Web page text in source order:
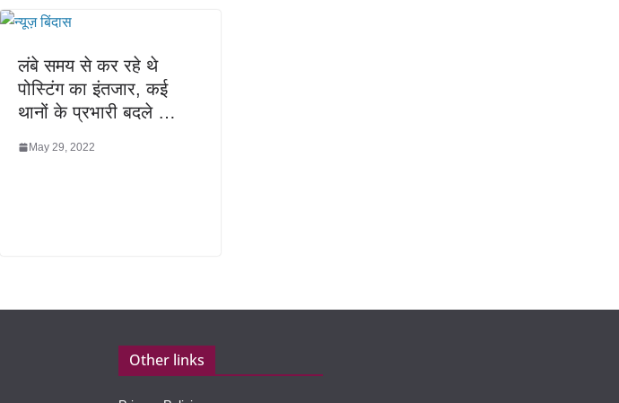
लंबे समय से कर रहे थे
पोस्टिंग का इंतजार, कई
थानों के प्रभारी बदले …
May 29, 2022
Other links